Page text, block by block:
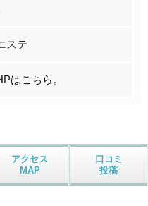
ステ
はこちら。
アクセス
MAP
口コミ
投稿